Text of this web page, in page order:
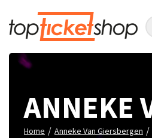
ANNEKE
Home / Anneke Van Giersbergen /